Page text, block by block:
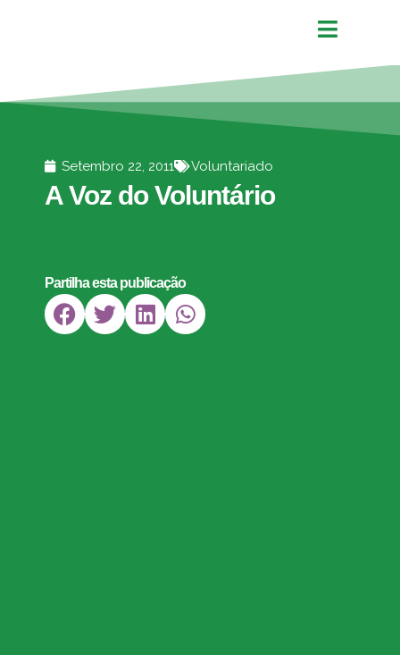
Setembro 22, 2011 Voluntariado
A Voz do Voluntário
Partilha esta publicação